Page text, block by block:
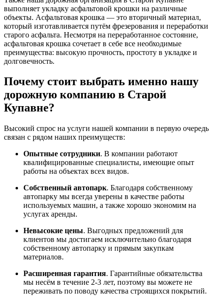
выполняет укладку асфальтовой крошки на различные
объекты. Асфальтовая крошка — это вторичный материал,
который изготавливается путём фрезерования и переработки
старого асфальта. Несмотря на переработанное состояние,
асфальтовая крошка сочетает в себе все необходимые
преимущества: высокую прочность, простоту в укладке и
долговечность.
Почему стоит выбрать именно нашу
дорожную компанию в Старой
Купавне?
Высокий спрос на услуги нашей компании в первую очередь
связан с рядом наших преимуществ:
Опытные сотрудники. В компании работают
квалифицированные специалисты, имеющие опыт
работы на объектах всех видов.
Собственный автопарк. Благодаря собственному
автопарку мы всегда уверены в качестве работы
используемых машин, а также хорошо экономим на
услугах аренды.
Невысокие цены. Выгодных предложений для
клиентов мы достигаем исключительно благодаря
собственному автопарку и прямым закупкам
материалов.
Расширенная гарантия. Гарантийные обязательства
мы несём в течение 2-3 лет, поэтому вы можете не
переживать по поводу качества строящихся покрытий.